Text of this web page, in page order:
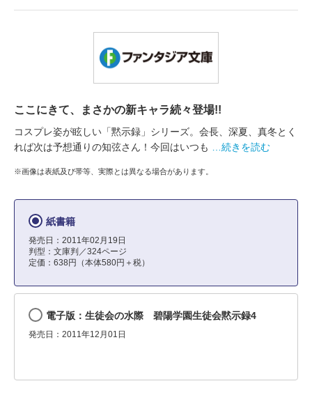
ここにきて、まさかの新キャラ続々登場!!
コスプレ姿が眩しい「黙示録」シリーズ。会長、深夏、真冬とく
れば次は予想通りの知弦さん！今回はいつも
…続きを読む
※画像は表紙及び帯等、実際とは異なる場合があります。
紙書籍
発売日：2011年02月19日
判型：文庫判／324ページ
定価：638円（本体580円＋税）
電子版：生徒会の水際 碧陽学園生徒会黙示録4
発売日：2011年12月01日